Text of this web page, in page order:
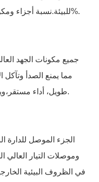
للبيئة.نسبة أجزاء ومكونات من الراتنج الايبوكسي أقل من 5%.
جميع مكونات الجهد
مما يمنع الصدأ وتآكل
طويل، أداء مستقر،ويمكنها تحقيق عملية خالية من الصيانة.
الجزء الموصل للدارة
وموصلات التيار العالي
في الظروف البيئية